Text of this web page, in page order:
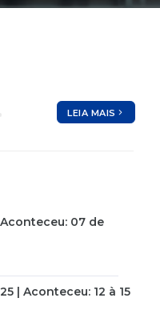
LEIA MAIS
Aconteceu: 07 de
| Aconteceu: 12 à 15